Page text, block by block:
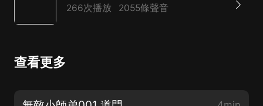
266次播放 2055條聲音
查看更多